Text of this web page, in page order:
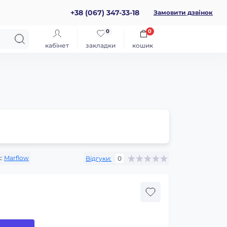
+38 (067) 347-33-18 Замовити дзвінок
кабінет закладки
0
кошик
0
Marflow Відгуки: 0